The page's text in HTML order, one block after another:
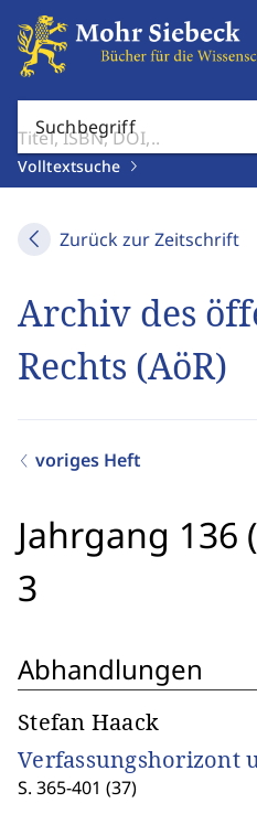
Suchbegriff
Volltextsuche
Zurück zur Zeitschrift
Archiv des
Rechts (AöR)
voriges Heft
Jahrgang 136
3
Abhandlungen
Stefan Haack
Verfassungshorizont
S. 365-401 (37)